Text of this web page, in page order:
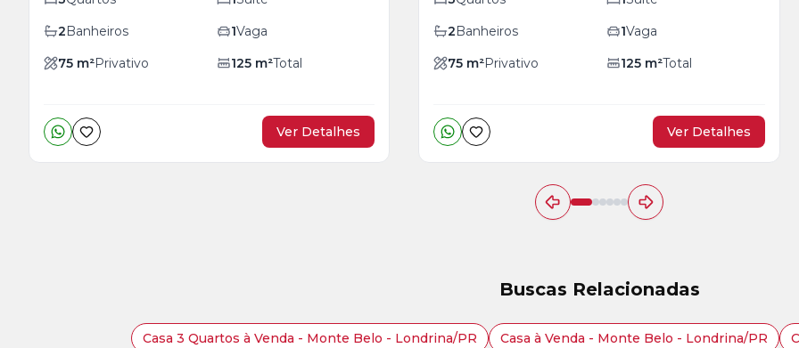
2Banheiros 1Vaga
75 m²Privativo 125m²Total
Ver Detalhes
2Banheiros 1Vaga
75 m²Privativo 125m²Total
Ver Detalhes
Buscas Relacionadas
Casa 3 Quartos à Venda - Monte Belo - Londrina/PR Casa à Venda - Monte Belo - Londrina/PR